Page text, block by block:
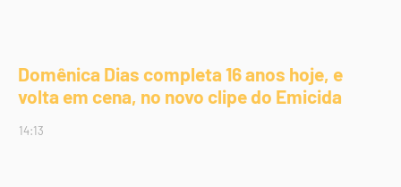
Domênica Dias completa 16 anos hoje, e
volta em cena, no novo clipe do Emicida
14:13